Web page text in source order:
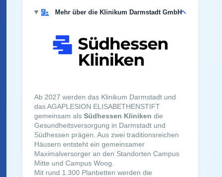
Mehr über die Klinikum Darmstadt GmbH
Ab 2027 werden das Klinikum Darmstadt und
das AGAPLESION ELISABETHENSTIFT
gemeinsam als Südhessen Kliniken die
Gesundheitsversorgung in Darmstadt und
Südhessen prägen. Aus zwei traditionsreichen
Häusern entsteht ein gemeinsamer
Maximalversorger an den Standorten Campus
Mitte und Campus Woog.
Mit rund 1.300 Planbetten werden die